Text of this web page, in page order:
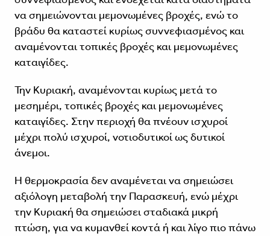
να σημειώνονται μεμονωμένες βροχές, ενώ το
βράδυ θα καταστεί κυρίως συννεφιασμένος και
αναμένονται τοπικές βροχές και μεμονωμένες
καταιγίδες.
Την Κυριακή, αναμένονται κυρίως μετά το
μεσημέρι, τοπικές βροχές και μεμονωμένες
καταιγίδες. Στην περιοχή θα πνέουν ισχυροί
μέχρι πολύ ισχυροί, νοτιοδυτικοί ως δυτικοί
άνεμοι.
Η θερμοκρασία δεν αναμένεται να σημειώσει
αξιόλογη μεταβολή την Παρασκευή, ενώ μέχρι
την Κυριακή θα σημειώσει σταδιακά μικρή
πτώση, για να κυμανθεί κοντά ή και λίγο πιο πάνω